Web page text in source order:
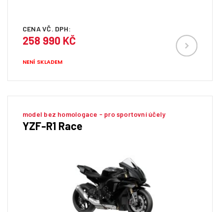
CENA VČ. DPH:
258 990 KČ
NENÍ SKLADEM
model bez homologace - pro sportovní účely
YZF-R1 Race